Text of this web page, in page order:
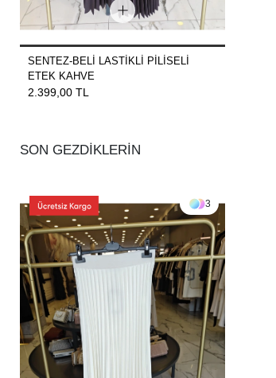
SENTEZ-BELİ LASTİKLİ PİLİSELİ
ETEK KAHVE
2.399,00 TL
SON GEZDİKLERİN
3